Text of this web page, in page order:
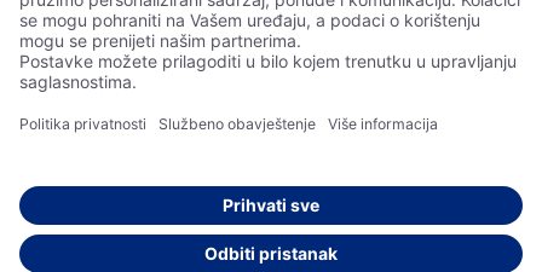
Impressum Zaštita ličnih podataka
© 2026 dm drogerie markt d.o.o.